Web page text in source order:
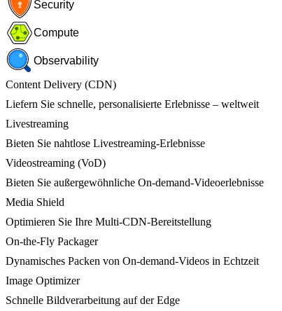
Security
Compute
Observability
Content Delivery (CDN)
Liefern Sie schnelle, personalisierte Erlebnisse – weltweit
Livestreaming
Bieten Sie nahtlose Livestreaming-Erlebnisse
Videostreaming (VoD)
Bieten Sie außergewöhnliche On-demand-Videoerlebnisse
Media Shield
Optimieren Sie Ihre Multi-CDN-Bereitstellung
On-the-Fly Packager
Dynamisches Packen von On-demand-Videos in Echtzeit
Image Optimizer
Schnelle Bildverarbeitung auf der Edge